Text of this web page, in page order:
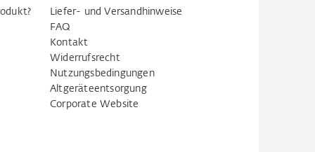
Liefer- und Versandhinweise
FAQ
Kontakt
Widerrufsrecht
Nutzungsbedingungen
Altgeräteentsorgung
Corporate Website